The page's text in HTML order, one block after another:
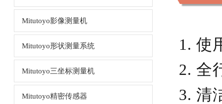
Mitutoyo影像测量机
Mitutoyo形状测量系统
Mitutoyo三坐标测量机
Mitutoyo精密传感器
1. 使
2. 全
3. 清